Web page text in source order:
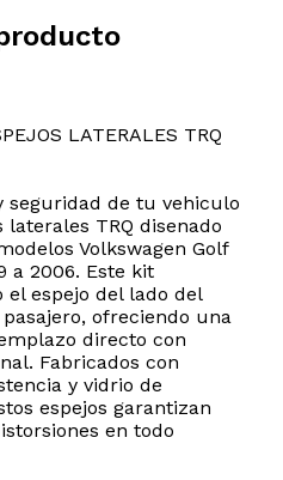
LATERALES TRQ
seguridad de tu vehiculo
TRQ disenado
Volkswagen Golf
a 2006. Este kit
espejo del lado del
ofreciendo una
directo con
Fabricados con
y vidrio de
espejos garantizan
en todo